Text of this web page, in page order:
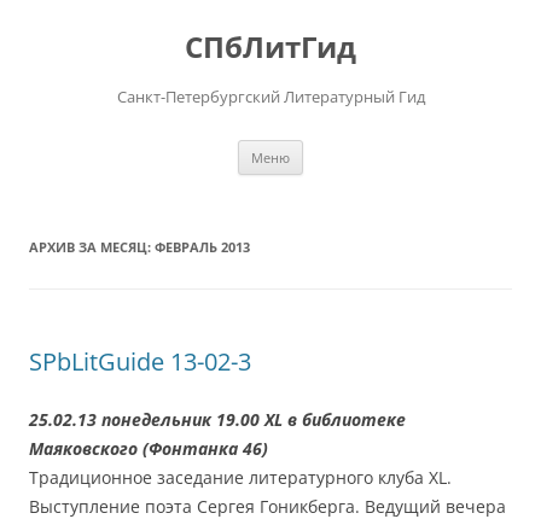
СПбЛитГид
Санкт-Петербургский Литературный Гид
Меню
АРХИВ ЗА МЕСЯЦ: ФЕВРАЛЬ 2013
SPbLitGuide 13-02-3
25.02.13 понедельник 19.00 XL в библиотеке
Маяковского (Фонтанка 46)
Традиционное заседание литературного клуба XL.
Выступление поэта Сергея Гоникберга. Ведущий вечера